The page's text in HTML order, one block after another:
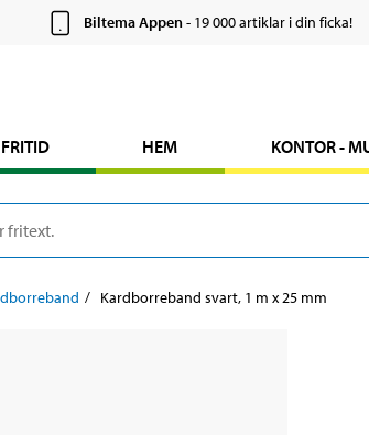
Biltema Appen- 19 000 artiklar i din ficka!
FRITID HEM KONTOR -
Kardborreband svart, 1 m x 25 mm